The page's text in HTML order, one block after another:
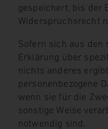
gespeichert, bis der
Widerspruchsrecht
Sofern sich aus den
Erklärung über
nichts anderes
personenbezogene
wenn sie für die
sonstige Weise
notwendig sind.